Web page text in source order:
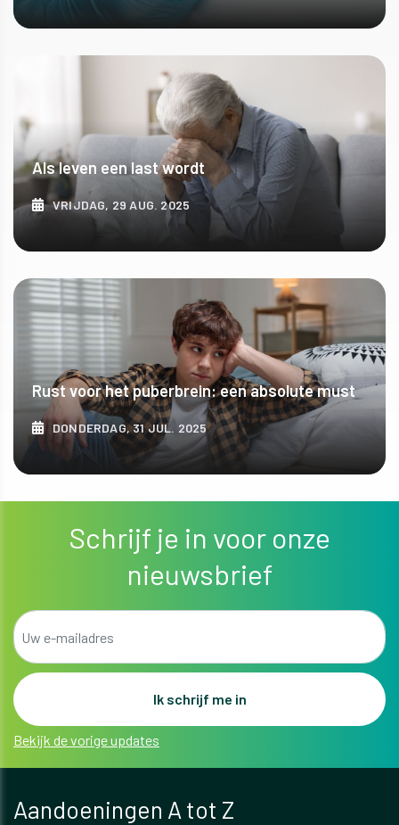
ONTDEK MEER
Als leven een last wordt
VRIJDAG, 29 AUG. 2025
ONTDEK MEER
Rust voor het puberbrein: een absolute must
DONDERDAG, 31 JUL. 2025
ONTDEK MEER
Schrijf je in voor onze
nieuwsbrief
Bekijk de vorige updates
Aandoeningen A tot Z